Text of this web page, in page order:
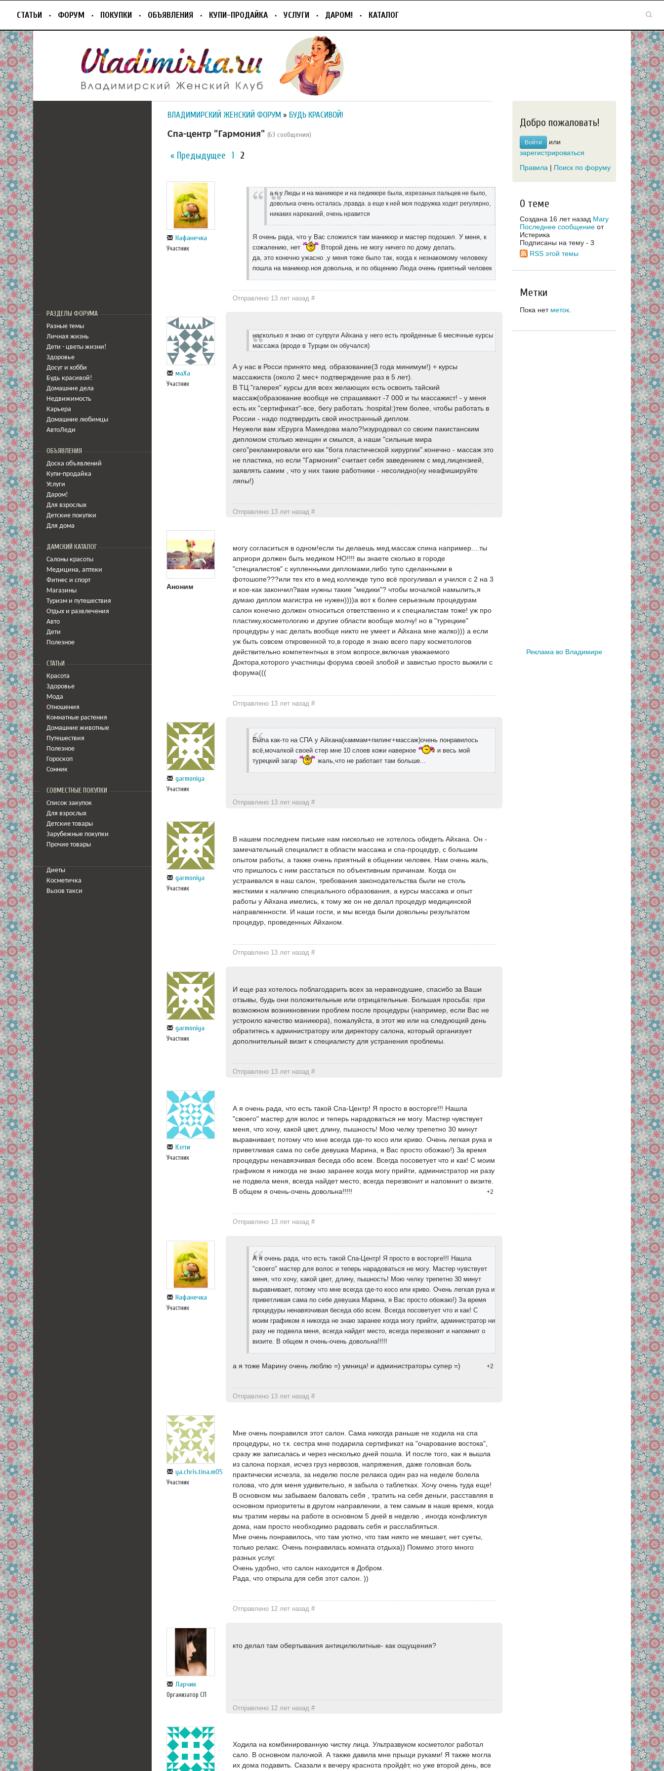
СТАТЬИ ФОРУМ ПОКУПКИ ОБЪЯВЛЕНИЯ КУПИ-ПРОДАЙКА УСЛУГИ ДАРОМ! КАТАЛОГ
РАЗДЕЛЫ ФОРУМА
Разные темы
Личная жизнь
Дети - цветы жизни!
Здоровье
Досуг и хобби
Будь красивой!
Домашние дела
Недвижимость
Карьера
Домашние любимцы
АвтоЛеди
ОБЪЯВЛЕНИЯ
Доска объявлений
Купи-продайка
Услуги
Даром!
Для взрослых
Детские покупки
Для дома
ДАМСКИЙ КАТАЛОГ
Салоны красоты
Медицина, аптеки
Фитнес и спорт
Магазины
Туризм и путешествия
Отдых и развлечения
Авто
Дети
Полезное
СТАТЬИ
Красота
Здоровье
Мода
Отношения
Комнатные растения
Домашние животные
Путешествия
Полезное
Гороскоп
Сонник
СОВМЕСТНЫЕ ПОКУПКИ
Список закупок
Для взрослых
Детские товары
Зарубежные покупки
Прочие товары
Диеты
Косметичка
Вызов такси
ВЛАДИМИРСКИЙ ЖЕНСКИЙ ФОРУМ » БУДЬ КРАСИВОЙ!
Спа-центр "Гармония" (63 сообщения)
« Предыдущее 1 2
Нафанечка
Участник
а я у Люды и на маникюре и на педикюре была, изрезаных пальцев не было,
довольна очень осталась ,правда. а еще к ней моя подружка ходит регулярно,
никаких нареканий, очень нравится
Я очень рада, что у Вас сложился там маникюр и мастер подошел. У меня, к
сожалению, нет
Второй день не могу ничего по дому делать.
да, это конечно ужасно ,у меня тоже было так, когда к незнакомому человеку
пошла на маникюр.ноя довольна, и по общению Люда очень приятный человек
Отправлено 13 лет назад#
маХа
Участник
насколько я знаю от супруги Айхана у него есть пройденные 6 месячные курсы
массажа (вроде в Турции он обучался)
А у нас в Росси принято мед. образование(3 года минимум!) + курсы
массажиста (около 2 мес+ подтверждение раз в 5 лет).
В ТЦ "галерея" курсы для всех желающих есть освоить тайский
массаж(образование вообще не спрашивают -7 000 и ты массажист! - у меня
есть их "сертификат"-все, бегу работать :hospital:)тем более, чтобы работать в
России - надо подтвердить свой иностранный диплом.
Неужели вам хЕрурга Мамедова мало?!изуродовал со своим пакистанским
дипломом столько женщин и смылся, а наши "сильные мира
сего"рекламировали его как "бога пластической хирургии".конечно - массаж это
не пластика, но если "Гармония" считает себя заведением с мед.лицензией,
заявлять самим , что у них такие работники - несолидно(ну неафишируйте
ляпы!)
Отправлено 13 лет назад#
Аноним
могу согласиться в одном!если ты делаешь мед.массаж спина например....ты
априори должен быть медиком НО!!!! вы знаете сколько в городе
"специалистов" с купленными дипломами,либо тупо сделанными в
фотошопе???или тех кто в мед коллежде тупо всё прогуливал и учился с 2 на 3
и кое-как закончил?вам нужны такие "медики"? чтобы мочалкой намылить,я
думаю диплом магистра не нужен))))а вот к более серьезным процедурам
салон конечно должен относиться ответственно и к специалистам тоже! уж про
пластику,косметологию и другие области вообще молчу! но в "турецкие"
процедуры у нас делать вообще никто не умеет и Айхана мне жалко))) а если
уж быть совсем откровенной то,в городе я знаю всего пару косметологов
действительно компетентных в этом вопросе,включая уважаемого
Доктора,которого участницы форума своей злобой и завистью просто выжили с
форума(((
Отправлено 13 лет назад#
garmoniya
Участник
Была как-то на СПА у Айхана(хаммам+пилинг+массаж)очень понравилось
всё,мочалкой своей стер мне 10 слоев кожи наверное
и весь мой
турецкий загар
жаль,что не работает там больше...
Отправлено 13 лет назад#
garmoniya
Участник
В нашем последнем письме нам нисколько не хотелось обидеть Айхана. Он -
замечательный специалист в области массажа и спа-процедур, с большим
опытом работы, а также очень приятный в общении человек. Нам очень жаль,
что пришлось с ним расстаться по объективным причинам. Когда он
устраивался в наш салон, требования законодательства были не столь
жесткими к наличию специального образования, а курсы массажа и опыт
работы у Айхана имелись, к тому же он не делал процедур медицинской
направленности. И наши гости, и мы всегда были довольны результатом
процедур, проведенных Айханом.
Отправлено 13 лет назад#
garmoniya
Участник
И еще раз хотелось поблагодарить всех за неравнодушие, спасибо за Ваши
отзывы, будь они положительные или отрицательные. Большая просьба: при
возможном возникновении проблем после процедуры (например, если Вас не
устроило качество маникюра), пожалуйста, в этот же или на следующий день
обратитесь к администратору или директору салона, который организует
дополнительный визит к специалисту для устранения проблемы.
Отправлено 13 лет назад#
Кэтти
Участник
А я очень рада, что есть такой Спа-Центр! Я просто в восторге!!! Нашла
"своего" мастер для волос и теперь нарадоваться не могу. Мастер чувствует
меня, что хочу, какой цвет, длину, пышность! Мою челку трепетно 30 минут
выравнивает, потому что мне всегда где-то косо или криво. Очень легкая рука и
приветливая сама по себе девушка Марина, я Вас просто обожаю!) За время
процедуры ненавязчивая беседа обо всем. Всегда посоветует что и как! С моим
графиком я никогда не знаю заранее когда могу прийти, администратор ни разу
не подвела меня, всегда найдет место, всегда перезвонит и напомнит о визите.
В общем я очень-очень довольна!!!!!
Отправлено 13 лет назад#
+2
Нафанечка
Участник
А я очень рада, что есть такой Спа-Центр! Я просто в восторге!!! Нашла
"своего" мастер для волос и теперь нарадоваться не могу. Мастер чувствует
меня, что хочу, какой цвет, длину, пышность! Мою челку трепетно 30 минут
выравнивает, потому что мне всегда где-то косо или криво. Очень легкая рука и
приветливая сама по себе девушка Марина, я Вас просто обожаю!) За время
процедуры ненавязчивая беседа обо всем. Всегда посоветует что и как! С
моим графиком я никогда не знаю заранее когда могу прийти, администратор ни
разу не подвела меня, всегда найдет место, всегда перезвонит и напомнит о
визите. В общем я очень-очень довольна!!!!!
а я тоже Марину очень люблю =) умница! и администраторы супер =)
Отправлено 13 лет назад#
+2
ya.chris.tina.m05
Участник
Мне очень понравился этот салон. Сама никогда раньше не ходила на спа
процедуры, но т.к. сестра мне подарила сертификат на "очарование востока",
сразу же записалась и через несколько дней пошла. И после того, как я вышла
из салона порхая, исчез груз нервозов, напряжения, даже головная боль
практически исчезла, за неделю после релакса один раз на неделе болела
голова, что для меня удивительно, я забыла о таблетках. Хочу очень туда еще!
В основном мы забываем баловать себя , тратить на себя деньги, расставляя в
основном приоритеты в другом направлении, а тем самым в наше время, когда
мы тратим нервы на работе в основном 5 дней в неделю , иногда конфликтуя
дома, нам просто необходимо радовать себя и расслабляться.
Мне очень понравилось, что там уютно, что там никто не мешает, нет суеты,
только релакс. Очень понравилась комната отдыха)) Помимо этого много
разных услуг.
Очень удобно, что салон находится в Добром.
Рада, что открыла для себя этот салон. ))
Отправлено 12 лет назад#
Ларчик
Организатор СП
кто делал там обертывания антицилюлитные- как ощущения?
Отправлено 12 лет назад#
Ходила на комбинированную чистку лица. Ультразвуком косметолог работал
сало. В основном палочкой. А также давила мне прыщи руками! Я также могла
их дома подавить. Сказали к вечеру краснота пройдёт, но уже второй день, все
Добро пожаловать!
Войти
или
зарегистрироваться
Правила | Поиск по форуму
О теме
Создана 16 лет назад Mary
Последнее сообщение от
Истерика
Подписаны на тему - 3
RSS этой темы
Метки
Пока нет меток
Реклама во Владимире